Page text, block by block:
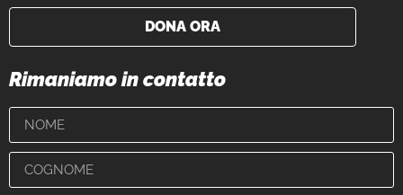
DONA ORA
Rimaniamo in contatto